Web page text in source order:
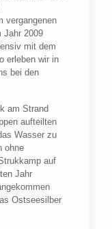
vergangenen
Jahr 2009
mit dem
erleben wir in
bei den
am Strand
aufteilten
Wasser zu
ohne
auf
Jahr
Ostseesilber